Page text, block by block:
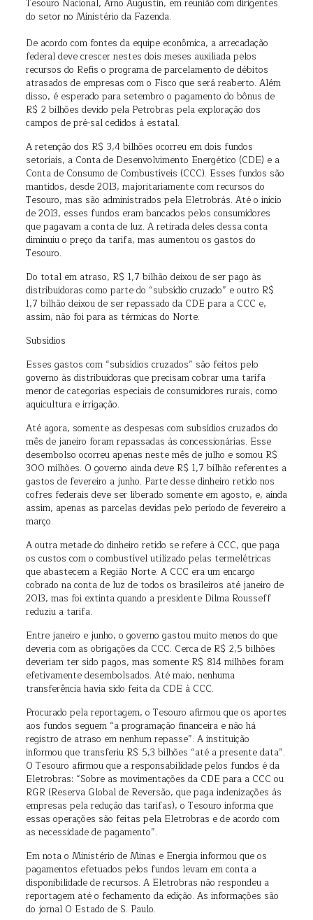
Tesouro Nacional, Arno Augustin, em reunião com dirigentes
do setor no Ministério da Fazenda.
De acordo com fontes da equipe econômica, a arrecadação
federal deve crescer nestes dois meses auxiliada pelos
recursos do Refis o programa de parcelamento de débitos
atrasados de empresas com o Fisco que será reaberto. Além
disso, é esperado para setembro o pagamento do bônus de
R$ 2 bilhões devido pela Petrobras pela exploração dos
campos de pré-sal cedidos à estatal.
A retenção dos R$ 3,4 bilhões ocorreu em dois fundos
setoriais, a Conta de Desenvolvimento Energético (CDE) e a
Conta de Consumo de Combustíveis (CCC). Esses fundos são
mantidos, desde 2013, majoritariamente com recursos do
Tesouro, mas são administrados pela Eletrobrás. Até o início
de 2013, esses fundos eram bancados pelos consumidores
que pagavam a conta de luz. A retirada deles dessa conta
diminuiu o preço da tarifa, mas aumentou os gastos do
Tesouro.
Do total em atraso, R$ 1,7 bilhão deixou de ser pago às
distribuidoras como parte do “subsídio cruzado” e outro R$
1,7 bilhão deixou de ser repassado da CDE para a CCC e,
assim, não foi para as térmicas do Norte.
Subsídios
Esses gastos com “subsídios cruzados” são feitos pelo
governo às distribuidoras que precisam cobrar uma tarifa
menor de categorias especiais de consumidores rurais, como
aquicultura e irrigação.
Até agora, somente as despesas com subsídios cruzados do
mês de janeiro foram repassadas às concessionárias. Esse
desembolso ocorreu apenas neste mês de julho e somou R$
300 milhões. O governo ainda deve R$ 1,7 bilhão referentes a
gastos de fevereiro a junho. Parte desse dinheiro retido nos
cofres federais deve ser liberado somente em agosto, e, ainda
assim, apenas as parcelas devidas pelo período de fevereiro a
março.
A outra metade do dinheiro retido se refere à CCC, que paga
os custos com o combustível utilizado pelas termelétricas
que abastecem a Região Norte. A CCC era um encargo
cobrado na conta de luz de todos os brasileiros até janeiro de
2013, mas foi extinta quando a presidente Dilma Rousseff
reduziu a tarifa.
Entre janeiro e junho, o governo gastou muito menos do que
deveria com as obrigações da CCC. Cerca de R$ 2,5 bilhões
deveriam ter sido pagos, mas somente R$ 814 milhões foram
efetivamente desembolsados. Até maio, nenhuma
transferência havia sido feita da CDE à CCC.
Procurado pela reportagem, o Tesouro afirmou que os aportes
aos fundos seguem “a programação financeira e não há
registro de atraso em nenhum repasse”. A instituição
informou que transferiu R$ 5,3 bilhões “até a presente data”.
O Tesouro afirmou que a responsabilidade pelos fundos é da
Eletrobras: “Sobre as movimentações da CDE para a CCC ou
RGR (Reserva Global de Reversão, que paga indenizações às
empresas pela redução das tarifas), o Tesouro informa que
essas operações são feitas pela Eletrobras e de acordo com
as necessidade de pagamento”.
Em nota o Ministério de Minas e Energia informou que os
pagamentos efetuados pelos fundos levam em conta a
disponibilidade de recursos. A Eletrobras não respondeu a
reportagem até o fechamento da edição. As informações são
do jornal O Estado de S. Paulo.